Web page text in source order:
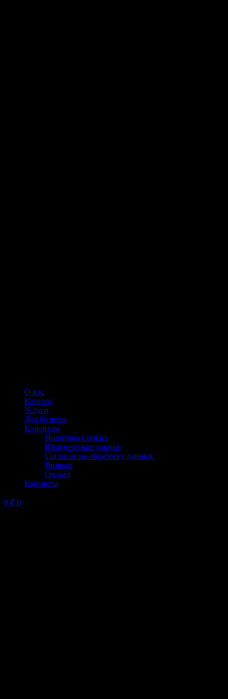
О нас
Каталог
Услуги
Для бизнеса
Клиентам
Политика Cookies
Юридические данные
Согласие на обработку данных
Возврат
Оплата
Контакты
0 ₽ 0